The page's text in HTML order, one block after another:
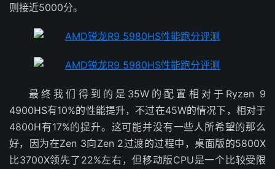
则接近5000分。
最终我们得到的是35W的配置相对于Ryzen 9
4900HS有10%的性能提升，不过在45W的情况下，相对于
4800H有17%的提升。这可能并没有一些人所希望的那么
好，因为在Zen 3向Zen 2过渡的过程中，桌面版的5800X
比3700X领先了22%左右，但移动版CPU是一个比较受限